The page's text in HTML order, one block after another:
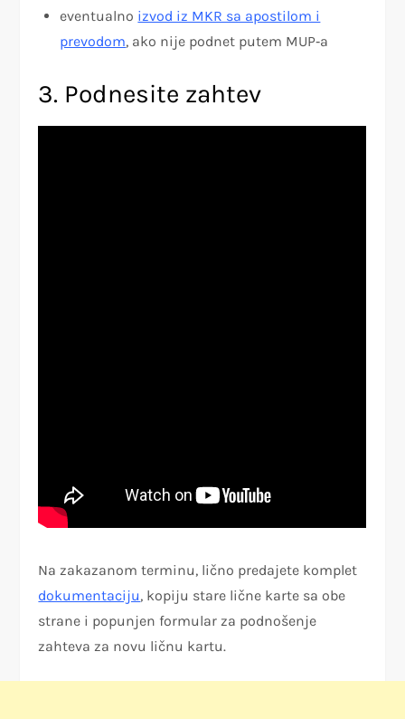
eventualno izvod iz MKR sa apostilom i
prevodom, ako nije podnet putem MUP‑a
3. Podnesite zahtev
Na zakazanom terminu, lično predajete komplet
dokumentaciju, kopiju stare lične karte sa obe
strane i popunjen formular za podnošenje
zahteva za novu ličnu kartu.